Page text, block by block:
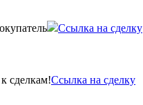
Ссылка на сделку
сделкам!Ссылка на сделку